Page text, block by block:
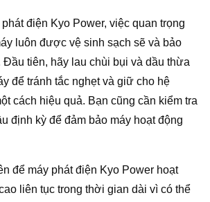
điện Kyo Power, việc quan trọng
luôn được vệ sinh sạch sẽ và bảo
tiên, hãy lau chùi bụi và dầu thừa
để tránh tắc nghẹt và giữ cho hệ
cách hiệu quả. Bạn cũng cần kiểm tra
định kỳ để đảm bảo máy hoạt động
để máy phát điện Kyo Power hoạt
liên tục trong thời gian dài vì có thể